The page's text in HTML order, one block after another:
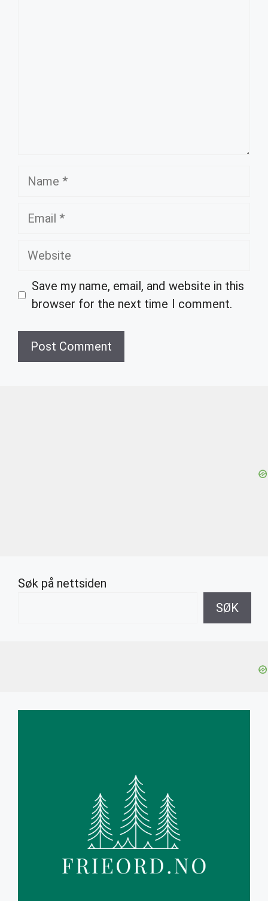
Name
Email
Website
Save my name, email, and website in this
browser for the next time I comment.
Søk på nettsiden
SØK